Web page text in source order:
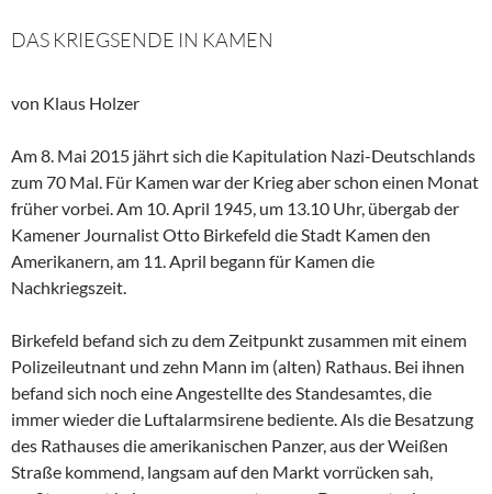
DAS KRIEGSENDE IN KAMEN
von Klaus Holzer
Am 8. Mai 2015 jährt sich die Kapitulation Nazi-Deutschlands
zum 70 Mal. Für Kamen war der Krieg aber schon einen Monat
früher vorbei. Am 10. April 1945, um 13.10 Uhr, übergab der
Kamener Journalist Otto Birkefeld die Stadt Kamen den
Amerikanern, am 11. April begann für Kamen die
Nachkriegszeit.
Birkefeld befand sich zu dem Zeitpunkt zusammen mit einem
Polizeileutnant und zehn Mann im (alten) Rathaus. Bei ihnen
befand sich noch eine Angestellte des Standesamtes, die
immer wieder die Luftalarmsirene bediente. Als die Besatzung
des Rathauses die amerikanischen Panzer, aus der Weißen
Straße kommend, langsam auf den Markt vorrücken sah,